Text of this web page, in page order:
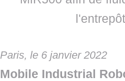
Paris, le 6 janvier 2022
Mobile Industrial